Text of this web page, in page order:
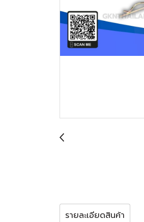
รายละเอียดสินค้า